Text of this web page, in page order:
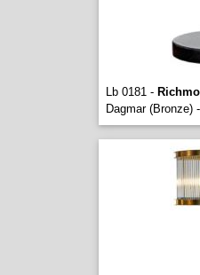
Lb 0181 -
Dagmar (Bronze)